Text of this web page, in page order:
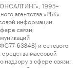
1995–
агентства «РБК»
информации
связи,
63848) и сетевого
средства массовой
в сфере связи,